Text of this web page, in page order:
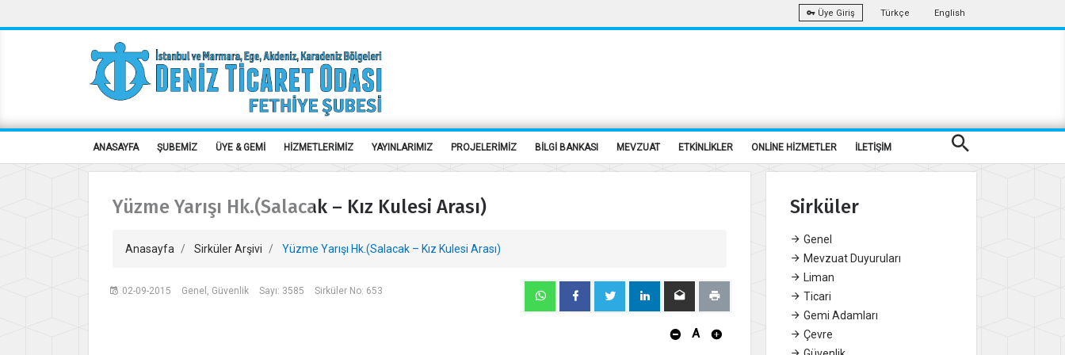
Üye Giriş Türkçe English
ANASAYFA ŞUBEMİZ ÜYE & GEMİ HİZMETLERİMİZ YAYINLARIMIZ PROJELERİMİZ BİLGİ BANKASI MEVZUAT ETKİNLİKLER ONLİNE HİZMETLER İLETİŞİM
Yüzme Yarışı Hk.(Salacak – Kız Kulesi Arası)
Anasayfa Sirküler Arşivi Yüzme Yarışı Hk.(Salacak – Kız Kulesi Arası)
02-09-2015 Genel, Güvenlik Sayı: 3585 Sirküler No: 653
A
Sirküler
Genel
Mevzuat Duyuruları
Liman
Ticari
Gemi Adamları
Çevre